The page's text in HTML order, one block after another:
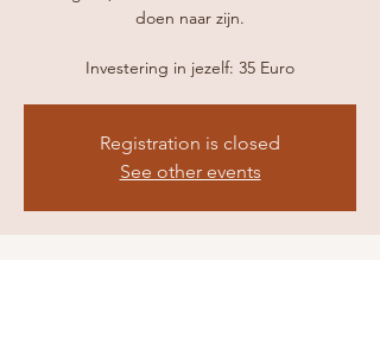
doen naar zijn.
Investering in jezelf: 35 Euro
Registration is closed
See other events